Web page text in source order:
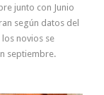
junto con Junio
según datos del
novios se
septiembre.